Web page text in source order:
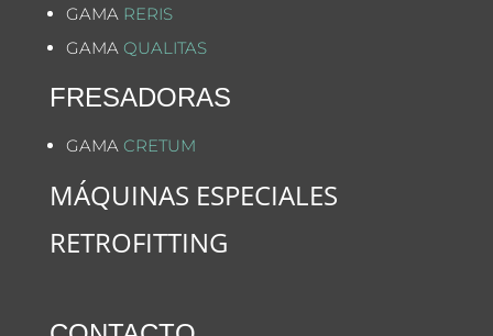
GAMA RERIS
GAMA QUALITAS
FRESADORAS
GAMA CRETUM
MÁQUINAS ESPECIALES
RETROFITTING